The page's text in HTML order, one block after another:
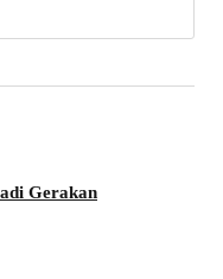
Gerakan